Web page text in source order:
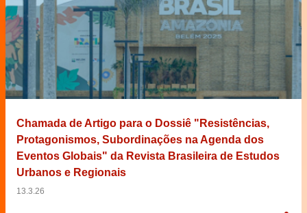
Chamada de Artigo para o Dossiê "Resistências,
Protagonismos, Subordinações na Agenda dos
Eventos Globais" da Revista Brasileira de Estudos
Urbanos e Regionais
13.3.26